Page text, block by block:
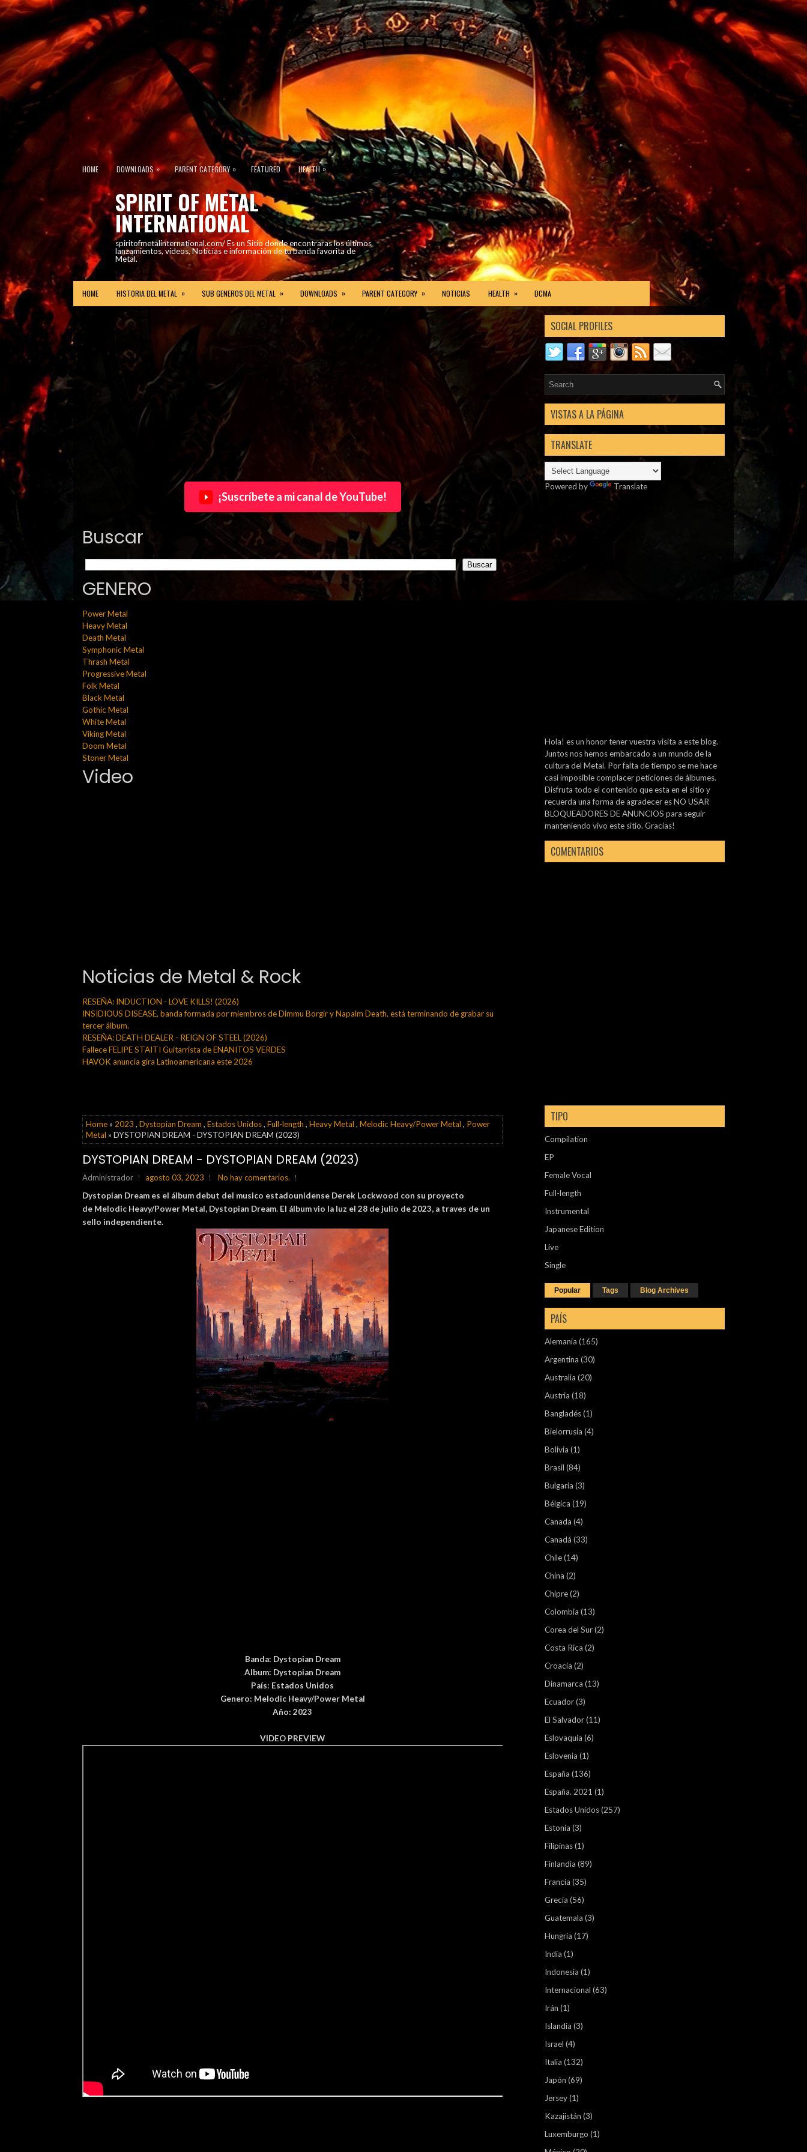
HOME DOWNLOADS » PARENT CATEGORY » FEATURED HEALTH »
SPIRIT OF METAL
INTERNATIONAL
spiritofmetalinternational.com/ Es un Sitio donde encontraras los últimos
lanzamientos, vídeos, Noticias e información de tu banda favorita de
Metal.
HOME HISTORIA DEL METAL » SUB GENEROS DEL METAL » DOWNLOADS » PARENT CATEGORY » NOTICIAS HEALTH » DCMA
¡Suscríbete a mi canal de YouTube!
Buscar
GENERO
Power Metal
Heavy Metal
Death Metal
Symphonic Metal
Thrash Metal
Progressive Metal
Folk Metal
Black Metal
Gothic Metal
White Metal
Viking Metal
Doom Metal
Stoner Metal
Video
Noticias de Metal & Rock
RESEÑA: INDUCTION - LOVE KILLS! (2026)
INSIDIOUS DISEASE, banda formada por miembros de Dimmu Borgir y Napalm Death, está terminando de grabar su
tercer álbum.
RESEÑA: DEATH DEALER - REIGN OF STEEL (2026)
Fallece FELIPE STAITI Guitarrista de ENANITOS VERDES
HAVOK anuncia gira Latinoamericana este 2026
Home» 2023 , Dystopian Dream , Estados Unidos, Full-length , Heavy Metal , Melodic Heavy/Power Metal , Power
Metal » DYSTOPIAN DREAM - DYSTOPIAN DREAM (2023)
DYSTOPIAN DREAM - DYSTOPIAN DREAM (2023)
Administrador agosto 03, 2023
No hay comentarios.
Dystopian Dream es el álbum debut del musico estadounidense Derek Lockwood con su proyecto
de Melodic Heavy/Power Metal, Dystopian Dream. El álbum vio la luz el 28 de julio de 2023, a traves de un
sello independiente.
Banda: Dystopian Dream
Album: Dystopian Dream
País: Estados Unidos
Genero: Melodic Heavy/Power Metal
Año: 2023
VIDEO PREVIEW
SOCIAL PROFILES
VISTAS A LA PÁGINA
TRANSLATE
Powered by Translate
Hola! es un honor tener vuestra visita a este blog.
Juntos nos hemos embarcado a un mundo de la
cultura del Metal. Por falta de tiempo se me hace
casi imposible complacer peticiones de álbumes.
Disfruta todo el contenido que esta en el sitio y
recuerda una forma de agradecer es NO USAR
BLOQUEADORES DE ANUNCIOS para seguir
manteniendo vivo este sitio. Gracias!
COMENTARIOS
TIPO
Compilation
EP
Female Vocal
Full-length
Instrumental
Japanese Edition
Live
Single
Popular Tags Blog Archives
PAÍS
Alemania (165)
Argentina (30)
Australia (20)
Austria (18)
Bangladés(1)
Bielorrusia (4)
Bolivia (1)
Brasil (84)
Bulgaria (3)
Bélgica (19)
Canada (4)
Canadá (33)
Chile(14)
China (2)
Chipre(2)
Colombia (13)
Corea del Sur(2)
Costa Rica (2)
Croacia (2)
Dinamarca (13)
Ecuador(3)
El Salvador(11)
Eslovaquia (6)
Eslovenia (1)
España (136)
España. 2021 (1)
Estados Unidos(257)
Estonia (3)
Filipinas(1)
Finlandia (89)
Francia (35)
Grecia (56)
Guatemala (3)
Hungría (17)
India (1)
Indonesia (1)
Internacional (63)
Irán (1)
Islandia (3)
Israel (4)
Italia (132)
Japón (69)
Jersey(1)
Kazajistán (3)
Luxemburgo (1)